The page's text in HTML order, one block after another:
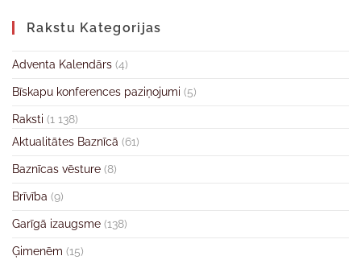
Rakstu Kategorijas
Adventa Kalendārs (4)
Bīskapu konferences paziņojumi (5)
Raksti (1 138)
Aktualitātes Baznīcā (61)
Baznīcas vēsture (8)
Brīvība (9)
Garīgā izaugsme (138)
Ģimenēm (15)